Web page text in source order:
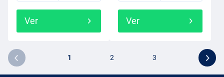
Ver Ver
1 2 3